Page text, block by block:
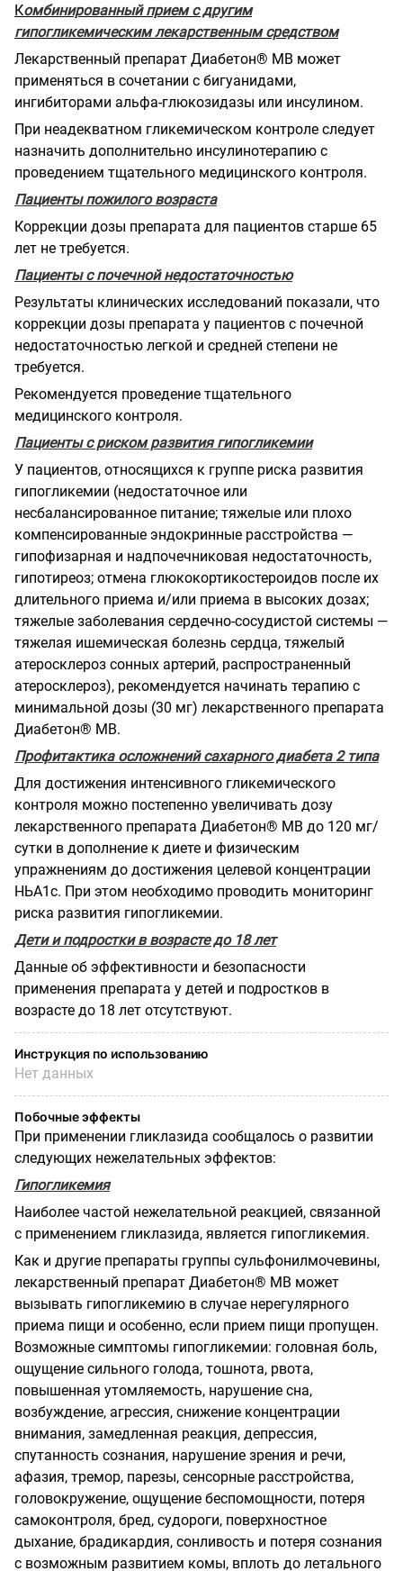
Комбинированный прием с другим
гипогликемическим лекарственным средством
Лекарственный препарат Диабетон® МВ может
применяться в сочетании с бигуанидами,
ингибиторами альфа-глюкозидазы или инсулином.
При неадекватном гликемическом контроле следует
назначить дополнительно инсулинотерапию с
проведением тщательного медицинского контроля.
Пациенты пожилого возраста
Коррекции дозы препарата для пациентов старше 65
лет не требуется.
Пациенты с почечной недостаточностью
Результаты клинических исследований показали, что
коррекции дозы препарата у пациентов с почечной
недостаточностью легкой и средней степени не
требуется.
Рекомендуется проведение тщательного
медицинского контроля.
Пациенты с риском развития гипогликемии
У пациентов, относящихся к группе риска развития
гипогликемии (недостаточное или
несбалансированное питание; тяжелые или плохо
компенсированные эндокринные расстройства —
гипофизарная и надпочечниковая недостаточность,
гипотиреоз; отмена глюкокортикостероидов после их
длительного приема и/или приема в высоких дозах;
тяжелые заболевания сердечно-сосудистой системы —
тяжелая ишемическая болезнь сердца, тяжелый
атеросклероз сонных артерий, распространенный
атеросклероз), рекомендуется начинать терапию с
минимальной дозы (30 мг) лекарственного препарата
Диабетон® МВ.
Профитактика осложнений сахарного диабета 2 типа
Для достижения интенсивного гликемического
контроля можно постепенно увеличивать дозу
лекарственного препарата Диабетон® МВ до 120 мг/
сутки в дополнение к диете и физическим
упражнениям до достижения целевой концентрации
НЬА1с. При этом необходимо проводить мониторинг
риска развития гипогликемии.
Дети и подростки в возрасте до 18 лет
Данные об эффективности и безопасности
применения препарата у детей и подростков в
возрасте до 18 лет отсутствуют.
Инструкция по использованию
Нет данных
Побочные эффекты
При применении гликлазида сообщалось о развитии
следующих нежелательных эффектов:
Гипогликемия
Наиболее частой нежелательной реакцией, связанной
с применением гликлазида, является гипогликемия.
Как и другие препараты группы сульфонилмочевины,
лекарственный препарат Диабетон® МВ может
вызывать гипогликемию в случае нерегулярного
приема пищи и особенно, если прием пищи пропущен.
Возможные симптомы гипогликемии: головная боль,
ощущение сильного голода, тошнота, рвота,
повышенная утомляемость, нарушение сна,
возбуждение, агрессия, снижение концентрации
внимания, замедленная реакция, депрессия,
спутанность сознания, нарушение зрения и речи,
афазия, тремор, парезы, сенсорные расстройства,
головокружение, ощущение беспомощности, потеря
самоконтроля, бред, судороги, поверхностное
дыхание, брадикардия, сонливость и потеря сознания
с возможным развитием комы, вплоть до летального